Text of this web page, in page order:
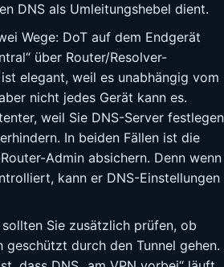
DNS als Umleitungshebel dient.
Wege: DoT auf dem Endgerät
über Router/Resolver-
elegant, weil es unabhängig vom
nicht jedes Gerät kann es.
weil Sie DNS-Server festlegen
In beiden Fällen ist die
Admin absichern. Denn wenn
kann er DNS-Einstellungen
sollten Sie zusätzlich prüfen, ob
durch den Tunnel gehen.